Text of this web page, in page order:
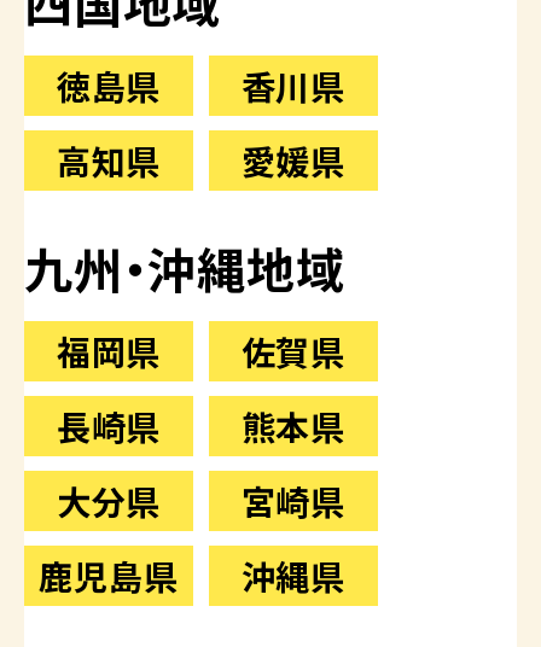
徳島県
香川県
高知県
愛媛県
九州・沖縄地域
福岡県
佐賀県
長崎県
熊本県
大分県
宮崎県
鹿児島県
沖縄県